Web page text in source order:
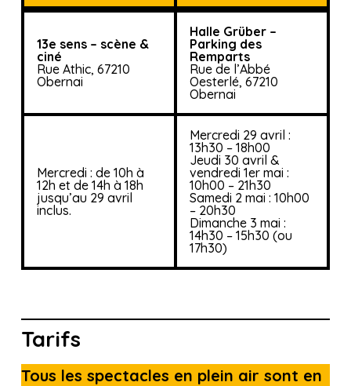
13e sens – scène &
ciné
Rue Athic, 67210
Obernai
Halle Grüber –
Parking des
Remparts
Rue de l’Abbé
Oesterlé, 67210
Obernai
Mercredi : de 10h à
12h et de 14h à 18h
jusqu’au 29 avril
inclus.
Mercredi 29 avril :
13h30 – 18h00
Jeudi 30 avril &
vendredi 1er mai :
10h00 – 21h30
Samedi 2 mai : 10h00
– 20h30
Dimanche 3 mai :
14h30 – 15h30 (ou
17h30)
Tarifs
Tous les spectacles en plein air sont en